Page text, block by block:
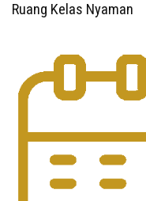
Ruang Kelas Nyaman